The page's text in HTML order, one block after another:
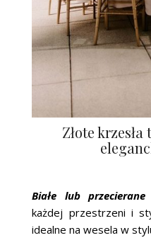
Złote
Białe lub przecierane
każdej przestrzeni i
idealne na wesela w